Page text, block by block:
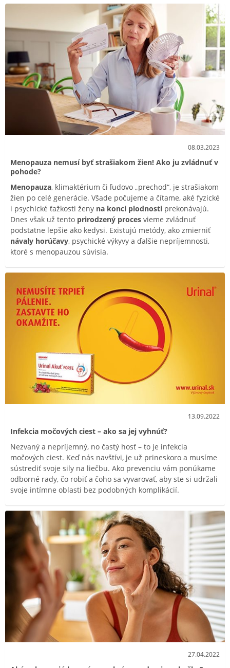
08.03.2023
Menopauza nemusí byť strašiakom žien! Ako ju zvládnuť v
pohode?
Menopauza, klimaktérium či ľudovo „prechod“, je strašiakom
žien po celé generácie. Všade počujeme a čítame, aké fyzické
i psychické ťažkosti ženy na konci plodnosti prekonávajú.
Dnes však už tento prirodzený proces vieme zvládnuť
podstatne lepšie ako kedysi. Existujú metódy, ako zmierniť
návaly horúčavy, psychické výkyvy a ďalšie nepríjemnosti,
ktoré s menopauzou súvisia.
13.09.2022
Infekcia močových ciest – ako sa jej vyhnúť?
Nezvaný a nepríjemný, no častý hosť – to je infekcia
močových ciest. Keď nás navštívi, je už prineskoro a musíme
sústrediť svoje sily na liečbu. Ako prevenciu vám ponúkame
odborné rady, čo robiť a čoho sa vyvarovať, aby ste si udržali
svoje intímne oblasti bez podobných komplikácií.
27.04.2022